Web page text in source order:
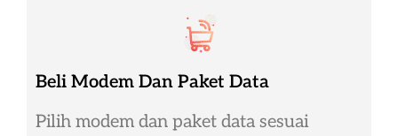
Beli Modem Dan Paket Data
Pilih modem dan paket data sesuai